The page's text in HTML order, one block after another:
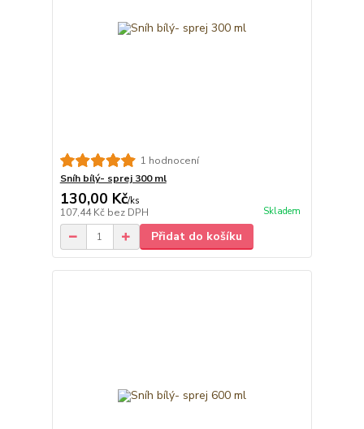
1 hodnocení
Sníh bílý- sprej 300 ml
130,00 Kč/ks
107,44 Kč bez DPH Skladem
Přidat do košíku